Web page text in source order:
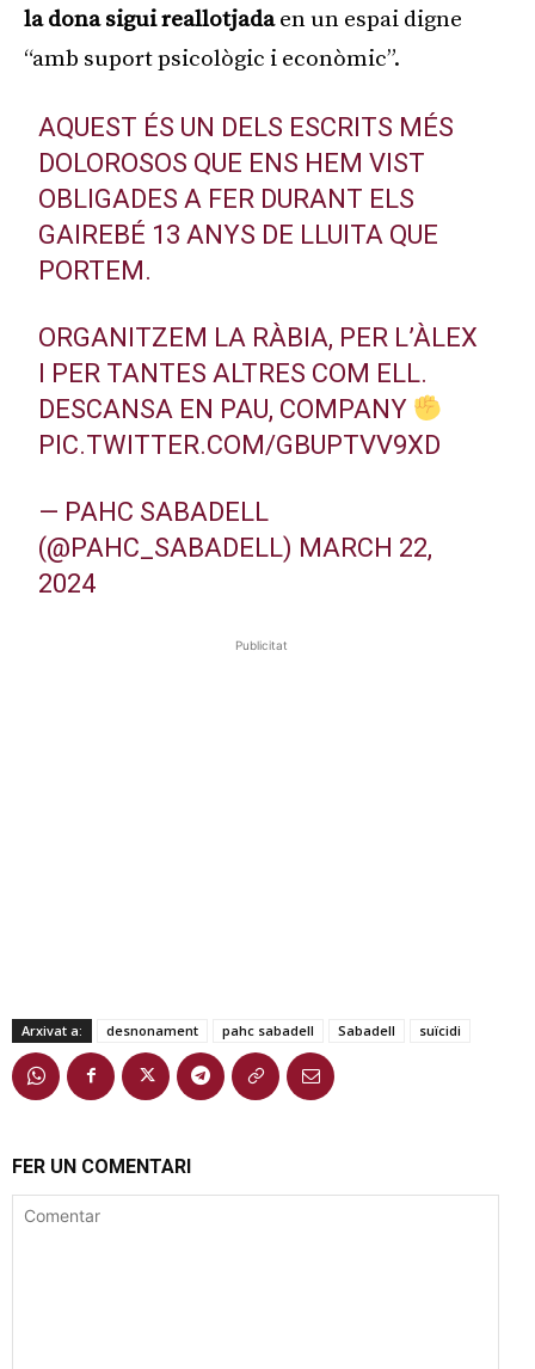
la dona sigui reallotjadaen un espai digne
“amb suport psicològic i econòmic”.
AQUEST ÉS UN DELS ESCRITS MÉS
DOLOROSOS QUE ENS HEM VIST
OBLIGADES A FER DURANT ELS
GAIREBÉ 13 ANYS DE LLUITA QUE
PORTEM.
ORGANITZEM LA RÀBIA, PER L’ÀLEX
I PER TANTES ALTRES COM ELL.
DESCANSA EN PAU, COMPANY
PIC.TWITTER.COM/GBUPTVV9XD
— PAHC SABADELL
(@PAHC_SABADELL) MARCH 22,
2024
Publicitat
Arxivat a: desnonament pahc sabadell Sabadell suïcidi
FER UN COMENTARI